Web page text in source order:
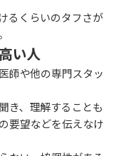
るくらいのタフさが
い人
師や他の専門スタッ
き、理解することも
要望などを伝えなけ